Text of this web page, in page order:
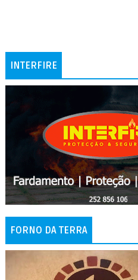
INTERFIRE
FORNO DA TERRA